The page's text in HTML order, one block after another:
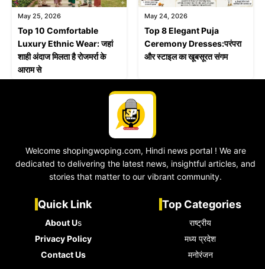
May 25, 2026
Top 10 Comfortable
Luxury Ethnic Wear: जहां
शाही अंदाज मिलता है रोजमर्रा के
आराम से
May 24, 2026
Top 8 Elegant Puja
Ceremony Dresses:परंपरा
और स्टाइल का खूबसूरत संगम
Welcome shopingwoping.com, Hindi news portal ! We are
dedicated to delivering the latest news, insightful articles, and
stories that matter to our vibrant community.
Quick Link
About Us
Privacy Policy
Contact Us
Top Categories
राष्ट्रीय
मध्य प्रदेश
मनोरंजन